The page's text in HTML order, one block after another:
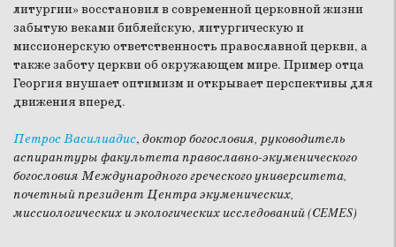
литургии» восстановил в современной церковной жизни
забытую веками библейскую, литургическую и
миссионерскую ответственность православной церкви, а
также заботу церкви об окружающем мире. Пример отца
Георгия внушает оптимизм и открывает перспективы для
движения вперед.
Петрос Василиадис, доктор богословия, руководитель
аспирантуры факультета православно-экуменического
богословия Международного греческого университета,
почетный президент Центра экуменических,
миссиологических и экологических исследований (СEMES)